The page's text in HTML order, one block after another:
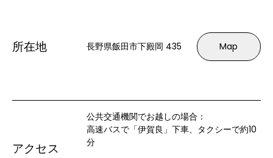
所在地 長野県飯田市下殿岡 435 Map
アクセス
公共交通機関でお越しの場合：
高速バスで「伊賀良」下車、タクシーで約10
分